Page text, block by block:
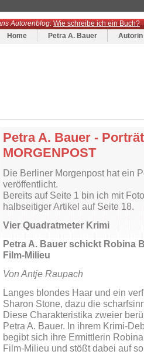
Autorenblog:Wie schreibe ich ein Buch?
Home
Petra A. Bauer Autorin
Petra A. Bauer -
MORGENPOST
Die Berliner Morgenpost hat ein
veröffentlicht.
Bereits auf Seite 1 bin ich mit
halbseitiger Artikel auf Seite 18.
Vier Quadratmeter Krimi
Petra A. Bauer schickt Robina
Film-Milieu
Von Antje Raupach
Langes blondes Haar und ein
Sharon Stone, dazu die
Diese Charakteristika zweier
Petra A. Bauer. In ihrem Krimi-
begibt sich ihre Ermittlerin
Film-Milieu und stößt dabei auf